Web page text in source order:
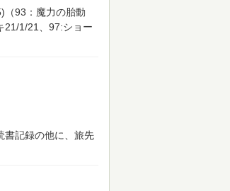
（93：魔力の胎動
21/1/21、97:ショー
書記録の他に、旅先